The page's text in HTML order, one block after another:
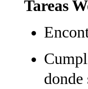
Tareas